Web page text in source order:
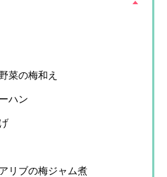
菜の梅和え
ハン
リブの梅ジャム煮